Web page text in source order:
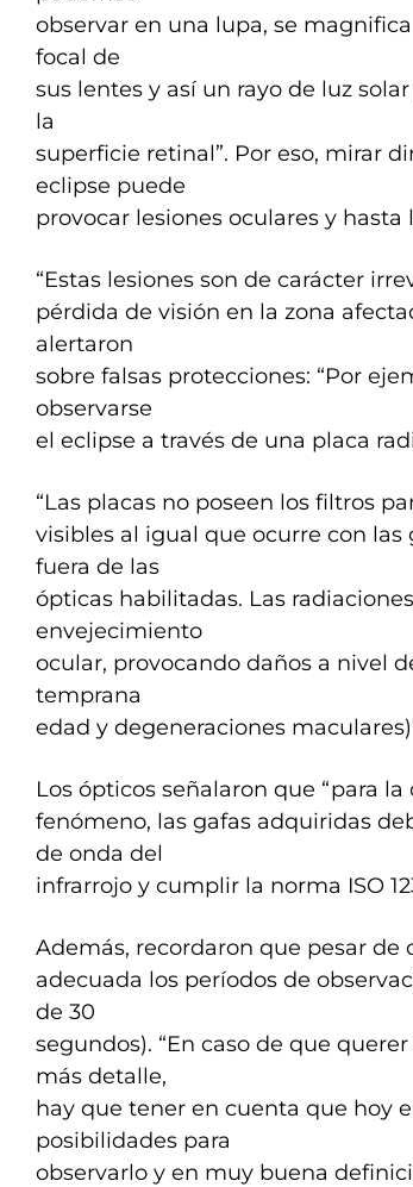
observar en una lupa, se
focal de
sus lentes y así un rayo de luz
la
superficie retinal”. Por eso, mirar
eclipse puede
provocar lesiones oculares y hasta
“Estas lesiones son de carácter
pérdida de visión en la zona
alertaron
sobre falsas protecciones: “Por
observarse
el eclipse a través de una placa
“Las placas no poseen los filtros
visibles al igual que ocurre con las
fuera de las
ópticas habilitadas. Las
envejecimiento
ocular, provocando daños a nivel
temprana
edad y degeneraciones
Los ópticos señalaron que “para
fenómeno, las gafas adquiridas
de onda del
infrarrojo y cumplir la norma ISO
Además, recordaron que pesar de
adecuada los períodos de
de 30
segundos). “En caso de que
más detalle,
hay que tener en cuenta que hoy
posibilidades para
observarlo y en muy buena